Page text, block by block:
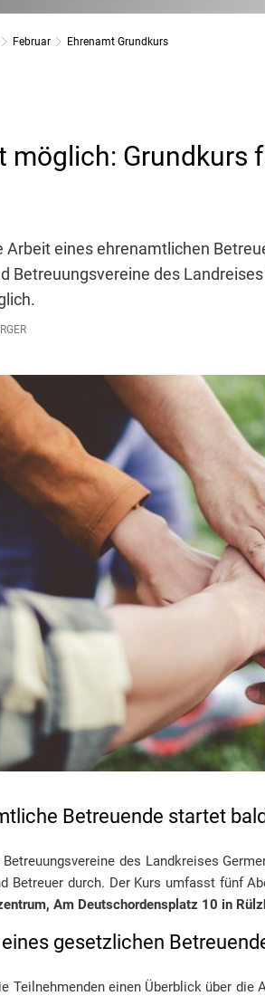
Februar Ehrenamt Grundkurs
möglich: Grundkurs
Arbeit eines ehrenamtlichen
Betreuungsvereine des
Betreuende startet
des Landkreises
Betreuer durch. Der Kurs umfasst fünf
Am Deutschordensplatz 10 in
gesetzlichen
Teilnehmenden einen Überblick über die